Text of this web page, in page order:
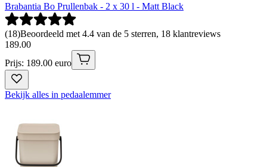
Brabantia Bo Prullenbak - 2 x 30 l - Matt Black
(18)Beoordeeld met 4.4 van de 5 sterren, 18 klantreviews
189.00
Prijs: 189.00 euro
Bekijk alles in pedaalemmer